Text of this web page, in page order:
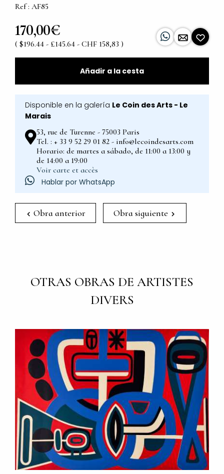
Ref : AF85
170,00€
( $196.44 - £145.64 - CHF 158,83 )
Añadir a la cesta
Disponible en la galería Le Coin des Arts - Le
Marais
53, rue de Turenne - 75003 Paris
Tel. : + 33 9 52 29 01 82 - info@lecoindesarts.com
Horario: de martes a sábado, de 11:00 a 13:00 y
de 14:00 a 19:00
Voir carte et accès
Hablar por WhatsApp
Obra anterior Obra siguiente
OTRAS OBRAS DE ARTISTES
DIVERS